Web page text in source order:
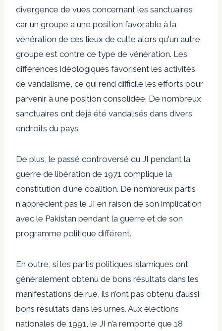
divergence de vues concernant les sanctuaires,
car un groupe a une position favorable à la
vénération de ces lieux de culte alors qu'un autre
groupe est contre ce type de vénération. Les
différences idéologiques favorisent les activités
de vandalisme, ce qui rend difficile les efforts pour
parvenir à une position consolidée. De nombreux
sanctuaires ont déjà été vandalisés dans divers
endroits du pays.
De plus, le passé controversé du JI pendant la
guerre de libération de 1971 complique la
constitution d'une coalition. De nombreux partis
n'apprécient pas le JI en raison de son implication
avec le Pakistan pendant la guerre et de son
programme politique différent.
En outre, si les partis politiques islamiques ont
généralement obtenu de bons résultats dans les
manifestations de rue, ils n’ont pas obtenu d’aussi
bons résultats dans les urnes. Aux élections
nationales de 1991, le JI n’a remporté que 18